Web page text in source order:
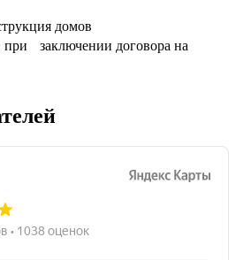
домов
при заключении договора на